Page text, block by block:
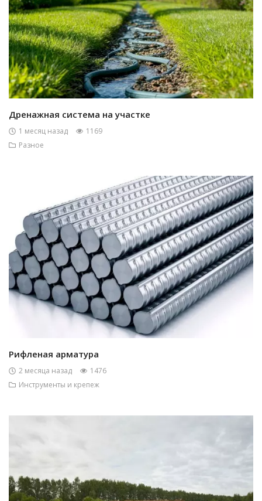
Дренажная система на участке
1 месяц назад
1169
Разное
Рифленая арматура
2 месяца назад
1476
Инструменты и крепеж